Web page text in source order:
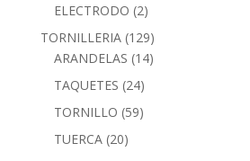
ELECTRODO (2)
TORNILLERIA (129)
ARANDELAS (14)
TAQUETES (24)
TORNILLO (59)
TUERCA (20)